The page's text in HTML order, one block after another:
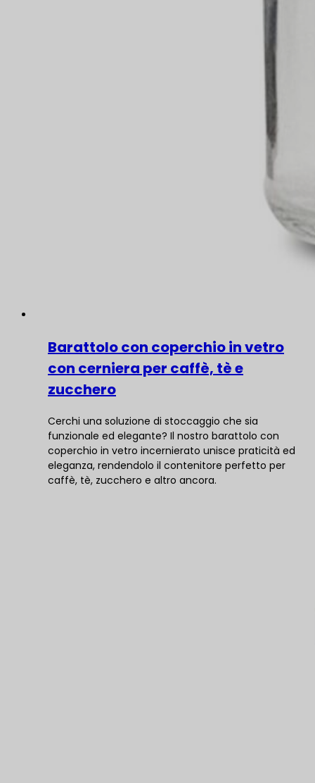
Barattolo con coperchio in vetro
con cerniera per caffè, tè e
zucchero
Cerchi una soluzione di stoccaggio che sia
funzionale ed elegante? Il nostro barattolo con
coperchio in vetro incernierato unisce praticità ed
eleganza, rendendolo il contenitore perfetto per
caffè, tè, zucchero e altro ancora.